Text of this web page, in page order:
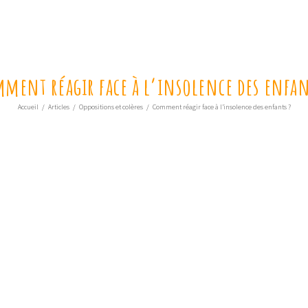
réagir face à l’insolence des
Accueil / Articles / Oppositions et colères / Comment réagir face à l’insolence des enfants ?